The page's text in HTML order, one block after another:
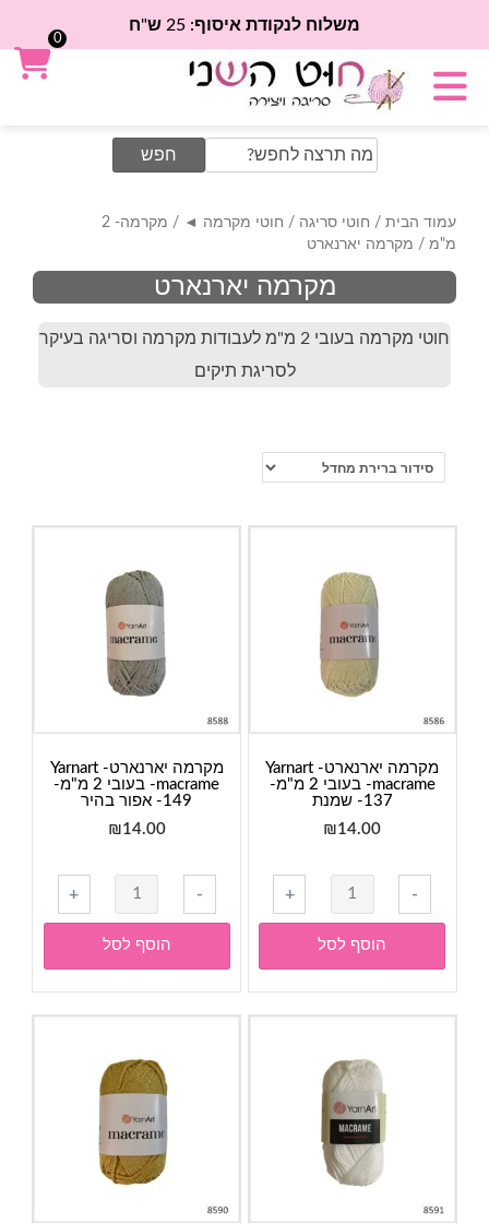
משלוח לנקודת איסוף: 25 ש"ח
Search
for:
עמוד הבית / חוטי סריגה / חוטי מקרמה ◄ /
מקרמה- 2
מ"מ / מקרמה יארנארט
מקרמה יארנארט
חוטי מקרמה בעובי 2 מ"מ לעבודות מקרמה וסריגה בעיקר
לסריגת תיקים
מקרמה יארנארט- Yarnart
macrame- בעובי 2 מ"מ-
137- שמנת
₪14.00
-
+
הוסף לסל
מקרמה יארנארט- Yarnart
macrame- בעובי 2 מ"מ-
149- אפור בהיר
₪14.00
-
כמות
של
מקרמה
יארנארט-
Yarnart
macrame-
2
מ"מ-
בהיר
+
הוסף לסל
0